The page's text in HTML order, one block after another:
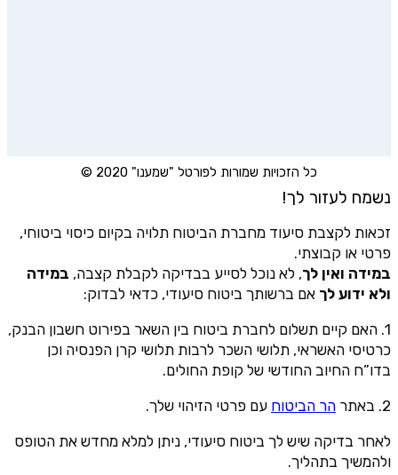
כל הזכויות שמורות לפורטל "שמענו" 2020 ©
נשמח לעזור לך!
זכאות לקצבת סיעוד מחברת הביטוח תלויה בקיום כיסוי ביטוחי,
פרטי או קבוצתי.
במידה ואין לך, לא נוכל לסייע בבדיקה לקבלת קצבה, במידה
ולא ידוע לך אם ברשותך ביטוח סיעודי, כדאי לבדוק:
1. האם קיים תשלום לחברת ביטוח בין השאר בפירוט חשבון הבנק,
כרטיסי האשראי, תלושי השכר לרבות תלושי קרן הפנסיה וכן
בדו”ח החיוב החודשי של קופת החולים.
2. באתר
הר הביטוח עם פרטי הזיהוי שלך.
לאחר בדיקה שיש לך ביטוח סיעודי, ניתן למלא מחדש את הטופס
ולהמשיך בתהליך.